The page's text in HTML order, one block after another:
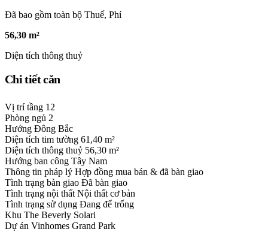
Đã bao gồm toàn bộ Thuế, Phí
56,30 m²
Diện tích thông thuỷ
Chi tiết căn
Vị trí tầng 12
Phòng ngủ 2
Hướng Đông Bắc
Diện tích tim tường 61,40 m²
Diện tích thông thuỷ 56,30 m²
Hướng ban công Tây Nam
Thông tin pháp lý Hợp đồng mua bán & đã bàn giao
Tình trạng bàn giao Đã bàn giao
Tình trạng nội thất Nội thất cơ bản
Tình trạng sử dụng Đang để trống
Khu The Beverly Solari
Dự án Vinhomes Grand Park